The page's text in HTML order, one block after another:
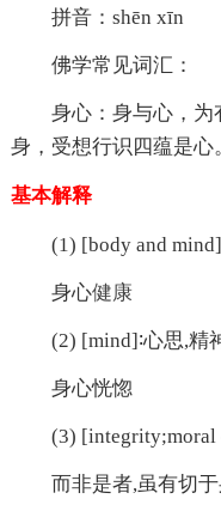
拼音：shēn xīn
佛学常见词汇：
身心：身与心，为
身，受想行识四蕴是心
基本解释
(1) [body and
身心健康
(2) [mind]∶心思,精
身心恍惚
(3) [integrity;moral
而非是者,虽有切于